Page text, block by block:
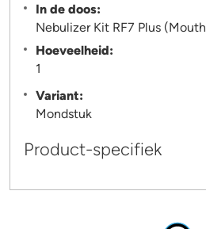
In de doos:
Nebulizer Kit RF7 Plus
Hoeveelheid:
1
Variant:
Mondstuk
Product-specifiek